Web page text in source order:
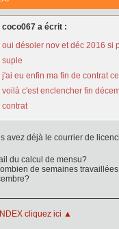
coco067 a écrit :
oui désoler nov et déc 2016 si
suple
j'ai eu enfin ma fin de contrat
voilà c'est enclencher fin
contrat
avez déjà le courrier de
du calcul de mensu?
de semaines
cliquez ici ▲